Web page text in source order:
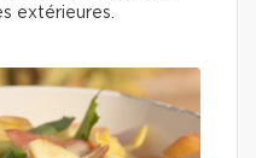
extérieures.